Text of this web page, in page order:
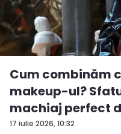
17 iulie 2026, 10:32
Cum combinăm
makeup-ul?
machiaj perfect
VID...